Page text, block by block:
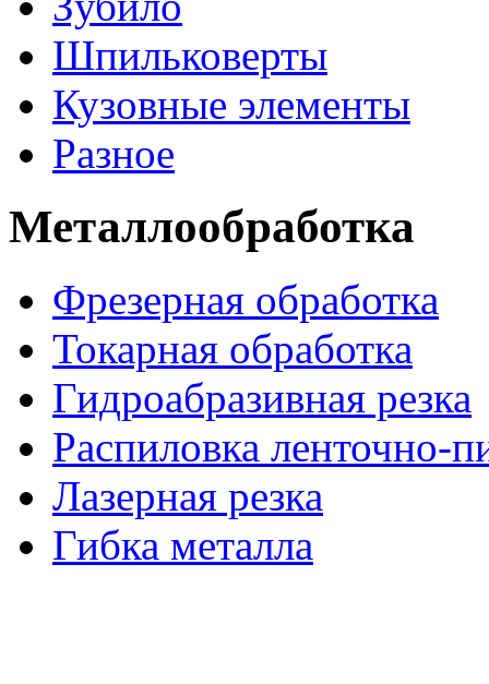
Шпильковерты
Кузовные элементы
Разное
Металлообработка
Фрезерная обработка
Токарная обработка
Гидроабразивная резка
Распиловка ленточно-
Лазерная резка
Гибка металла